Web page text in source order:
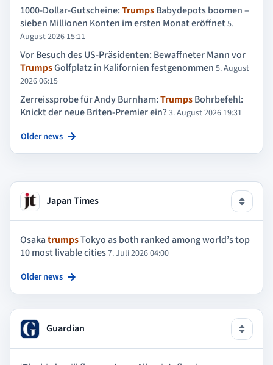
1000-Dollar-Gutscheine:TrumpsBabydepots boomen –
sieben Millionen Konten im ersten Monat eröffnet5.
August 2026 15:11
Vor Besuch des US-Präsidenten: Bewaffneter Mann vor
TrumpsGolfplatz in Kalifornien festgenommen 5. August
2026 06:15
Zerreissprobe für Andy Burnham:TrumpsBohrbefehl:
Knickt der neue Briten-Premier ein?3. August 2026 19:31
Older news
Japan Times
OsakatrumpsTokyo as both ranked among world’s top
10 most livable cities7. Juli 2026 04:00
Older news
Guardian